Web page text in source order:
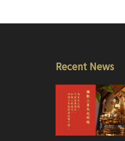
Recent News